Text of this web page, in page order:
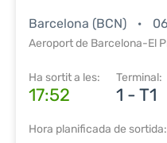
Barcelona (BCN)
Aeroport de Barcelona-El
Ha sortit a les:
17:52
Terminal:
1 - T1
Hora planificada de